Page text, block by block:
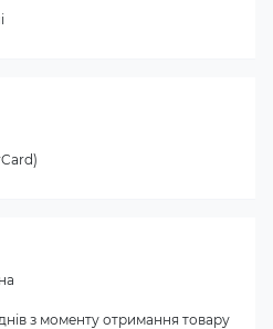
з моменту отримання товару